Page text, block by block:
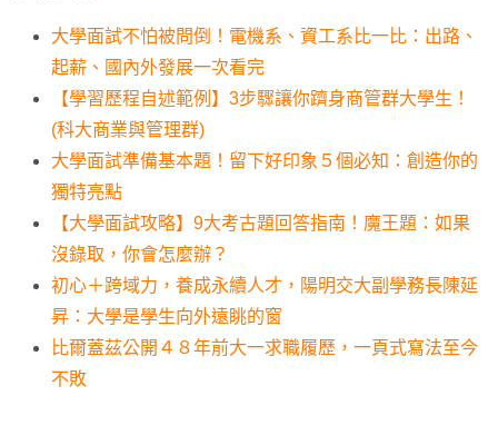
大學面試不怕被問倒！電機系、資工系比一比：出路、
起薪、國內外發展一次看完
【學習歷程自述範例】3步驟讓你躋身商管群大學生！
(科大商業與管理群)
大學面試準備基本題！留下好印象５個必知：創造你的
獨特亮點
【大學面試攻略】9大考古題回答指南！魔王題：如果
沒錄取，你會怎麼辦？
初心＋跨域力，養成永續人才，陽明交大副學務長陳延
昇：大學是學生向外遠眺的窗
比爾蓋茲公開４８年前大一求職履歷，一頁式寫法至今
不敗